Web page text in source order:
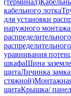
(терминал)
кабельного лотка
для установки
наружного
уравнивания
шкафаШина
щитаЛичинка замка
стяжной)Монтажная
щитаКрышка/